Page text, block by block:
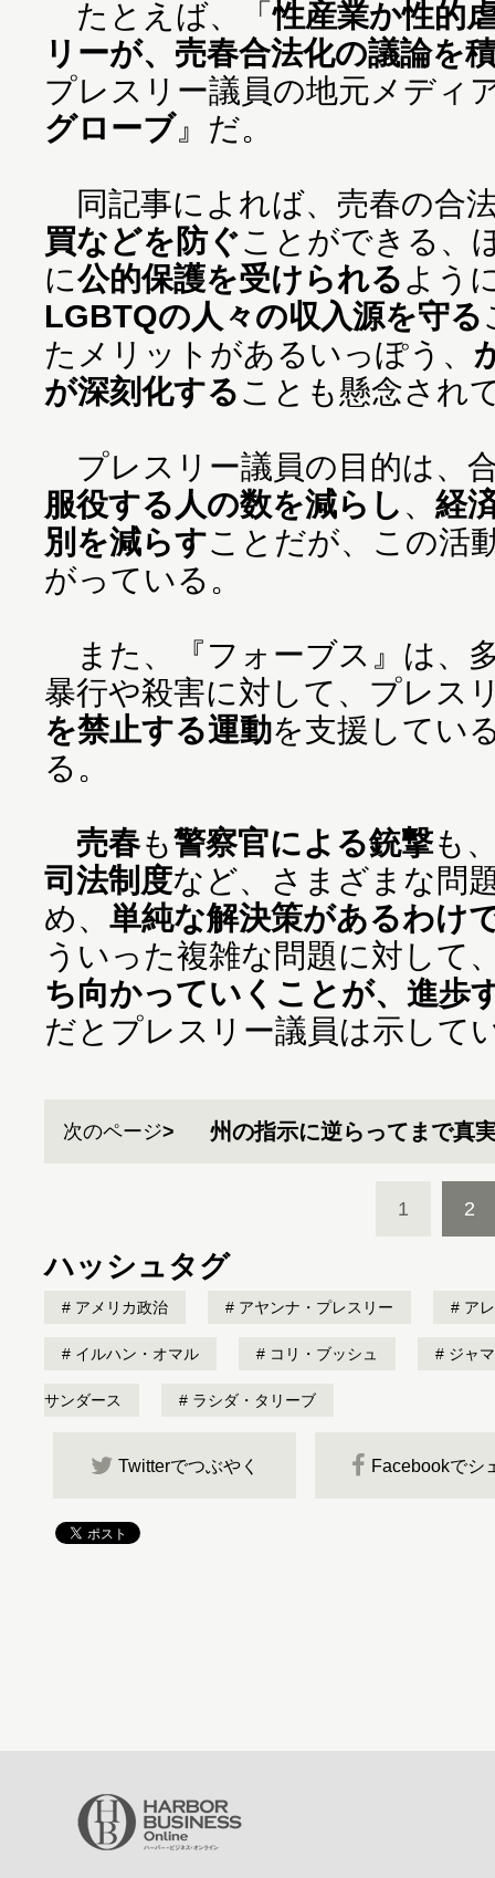
たとえば、「性産業か性的
リーが、売春合法化の議論を
プレスリー議員の地元メディ
グローブ』だ。
同記事によれば、売春の合
買などを防ぐことができる、
に公的保護を受けられるよう
LGBTQの人々の収入源を守る
たメリットがあるいっぽう、
が深刻化することも懸念され
プレスリー議員の目的は、
服役する人の数を減らし 、 経
別を減らすことだが、この活
がっている。
また、『フォーブス』は、
暴行や殺害に対して、プレス
を禁止する運動を支援してい
る。
売春も警察官による銃撃も
司法制度など、さまざまな問
め、 単純な解決策があるわけ
ういった複雑な問題に対して
ち向かっていくことが、進歩
だとプレスリー議員は示して
次のページ 州の指示に逆らってまで真
1 2
ハッシュタグ
アメリカ政治 アヤンナ・プレスリー ア
イルハン・オマル コリ・ブッシュ ジャ
サンダース ラシダ・タリーブ
Twitterでつぶやく Facebookでシ